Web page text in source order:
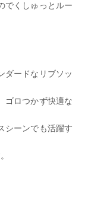
でくしゅっとルー
ダードなリブソッ
ゴロつかず快適な
シーンでも活躍す